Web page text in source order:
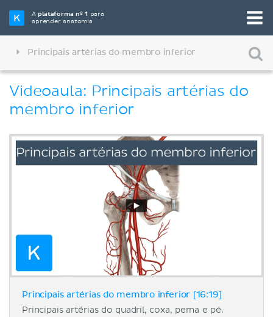
Aplataforma nº 1 para
aprender anatomia
Principais artérias do membro inferior
Videoaula: Principais artérias do
membro inferior
Principais artérias do membro inferior [16:19]
Principais artérias do quadril, coxa, perna e pé.